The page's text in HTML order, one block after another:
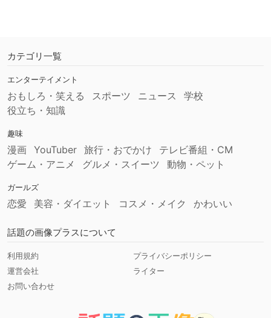
カテゴリ一覧
エンターテイメント
おもしろ・笑える スポーツ ニュース
学校
役立ち・知識
趣味
漫画 YouTuber 旅行・おでかけ
テレビ番組・CM
ゲーム・アニメ
グルメ・スイーツ 動物・ペット
ガールズ
恋愛 美容・ダイエット コスメ・メイク かわいい
話題の画像プラスについて
利用規約
プライバシーポリシー
運営会社
ライター
お問い合わせ